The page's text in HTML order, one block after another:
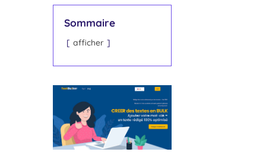
Sommaire
afficher